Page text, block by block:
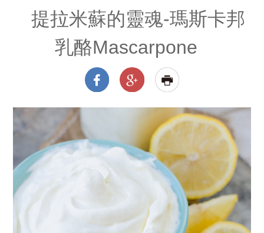
提拉米蘇的靈魂-瑪斯卡邦
乳酪Mascarpone